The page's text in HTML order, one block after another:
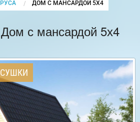
CURRENT:
ДОМ С МАНСАРДОЙ 5Х4
с мансардой 5х4